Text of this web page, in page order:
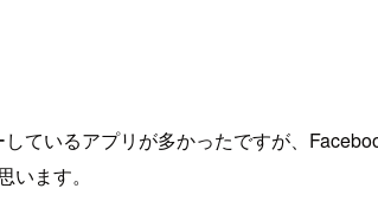
ているアプリが多かったですが、
ます。